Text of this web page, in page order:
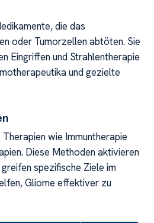
die das
oder Tumorzellen abtöten. Sie
Eingriffen und Strahlentherapie
und gezielte
wie Immuntherapie
Diese Methoden aktivieren
spezifische Ziele im
Gliome effektiver zu